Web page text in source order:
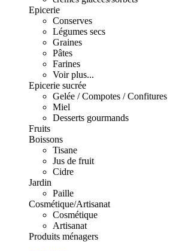
Epicerie
Conserves
Légumes secs
Graines
Pâtes
Farines
Voir plus...
Epicerie sucrée
Gelée / Compotes / Confitures
Miel
Desserts gourmands
Fruits
Boissons
Tisane
Jus de fruit
Cidre
Jardin
Paille
Cosmétique/Artisanat
Cosmétique
Artisanat
Produits ménagers